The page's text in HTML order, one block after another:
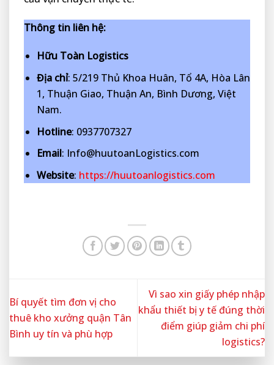
Thông tin liên hệ:
Hữu Toàn Logistics
Địa chỉ: 5/219 Thủ Khoa Huân, Tổ 4A, Hòa Lân
1, Thuận Giao, Thuận An, Bình Dương, Việt
Nam.
Hotline: 0937707327
Email: Info@huutoanLogistics.com
Website: https://huutoanlogistics.com
Bí quyết tìm đơn vị cho
thuê kho xưởng quận Tân
Bình uy tín và phù hợp
Vì sao xin giấy phép nhập
khẩu thiết bị y tế đúng thời
điểm giúp giảm chi phí
logistics?